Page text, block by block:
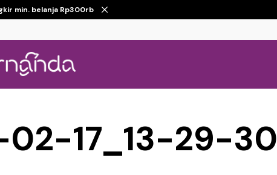
min. belanja Rp300rb
17_13-29-30